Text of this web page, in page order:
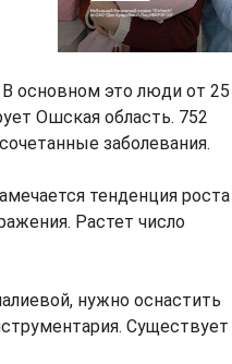
основном это люди от 25
Ошская область. 752
заболевания.
тенденция роста
Растет число
нужно оснастить
Существует